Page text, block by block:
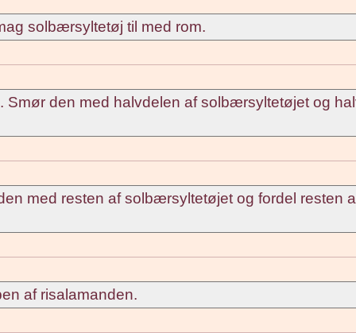
solbærsyltetøj til med rom.
den med halvdelen af solbærsyltetøjet og
med resten af solbærsyltetøjet og fordel resten
af risalamanden.